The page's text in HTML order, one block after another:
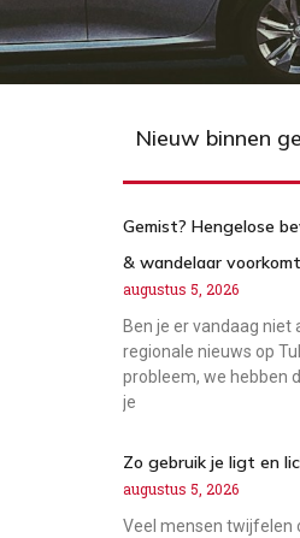
Nieuw binnen
Gemist? Hengelose
& wandelaar
augustus 5, 2026
Ben je er vandaag
regionale nieuws op
probleem, we hebben
je
Zo gebruik je ligt en
augustus 5, 2026
Veel mensen twijfelen